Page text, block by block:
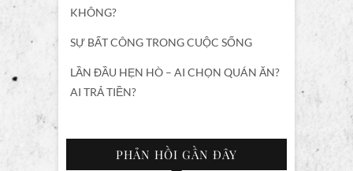
KHÔNG?
SỰ BẤT CÔNG TRONG CUỘC SỐNG
LẦN ĐẦU HẸN HÒ – AI CHỌN QUÁN ĂN?
AI TRẢ TIỀN?
PHẢN HỒI GẦN ĐÂY